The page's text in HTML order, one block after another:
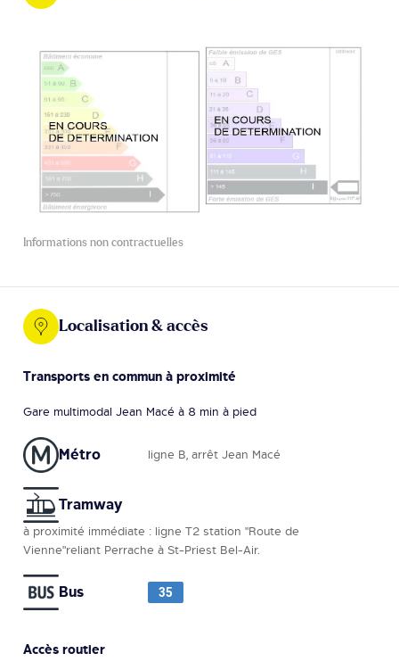
Informations non contractuelles
Localisation & accès
Transports en commun à proximité
Gare multimodal Jean Macé à 8 min à pied
Métro ligne B, arrêt Jean Macé
Tramway
à proximité immédiate : ligne T2 station "Route de
Vienne"reliant Perrache à St-Priest Bel-Air.
Bus 35
Accès routier